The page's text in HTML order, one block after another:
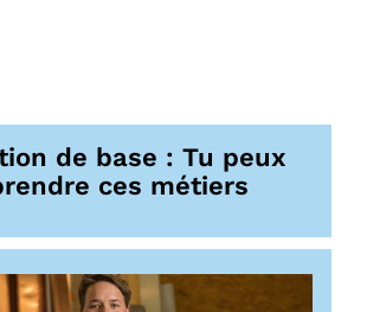
de base : Tu peux
ces métiers